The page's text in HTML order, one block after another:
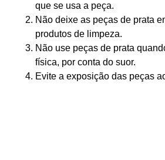
que se usa a peça.
Não deixe as peças de prata
produtos de limpeza.
Não use peças de prata
física, por conta do suor.
Evite a exposição das peças